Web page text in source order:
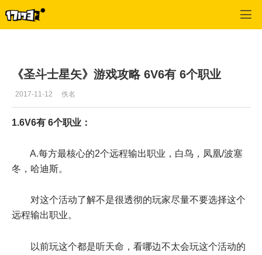
《圣斗士星矢》游戏攻略 6V6有 6个职业
2017-11-12 佚名
1.6V6有 6个职业：
A.每方最核心的2个远程输出职业，白鸟，凤凰/波塞
冬，哈迪斯。
对这个活动了解不是很透彻的玩家尽量不要选择这个
远程输出职业。
以前玩这个都是听天命，看哪边不太会玩这个活动的